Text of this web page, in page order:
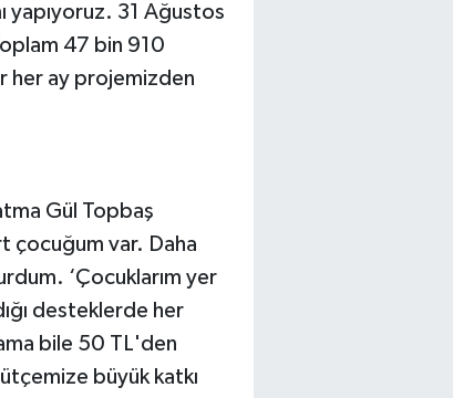
yapıyoruz. 31 Ağustos
47 bin 910
her ay projemizden
Gül Topbaş
çocuğum var. Daha
‘Çocuklarım yer
desteklerde her
bile 50 TL'den
büyük katkı